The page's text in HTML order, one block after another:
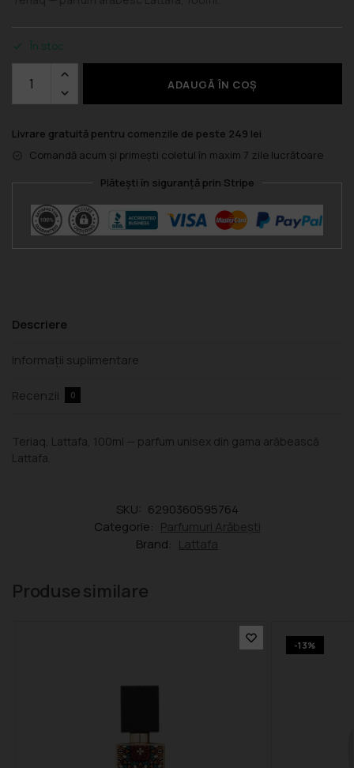
În stoc
ADAUGĂ ÎN COȘ
Livrare gratuită pentru comenzile de peste 249 lei
Comandă acum și primești coletul în maxim 7 zile lucrătoare
Plătești în siguranță prin Stripe
Descriere
Informații suplimentare
Recenzii 0
Teriaq, Lattafa, 100ml — parfum unisex din gama arăbească
Lattafa.
SKU: 6290360595764
Categorie: Parfumuri Arăbești
Brand: Lattafa
Produse similare
-13%